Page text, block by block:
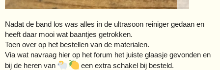
Nadat de band los was alles in de ultrasoon reiniger gedaan en
heeft daar mooi wat baantjes getrokken.
Toen over op het bestellen van de materialen.
Via wat navraag hier op het forum het juiste glaasje gevonden en
bij de heren van
een extra schakel bij besteld.